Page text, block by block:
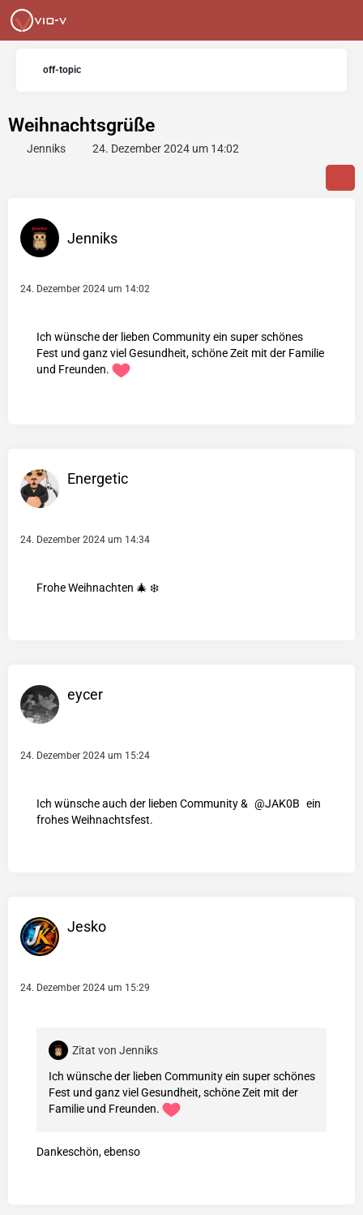
off-topic
Weihnachtsgrüße
Jenniks 24. Dezember 2024 um 14:02
Jenniks
24. Dezember 2024 um 14:02
Ich wünsche der lieben Community ein super schönes
Fest und ganz viel Gesundheit, schöne Zeit mit der Familie
und Freunden.
Energetic
24. Dezember 2024 um 14:34
Frohe Weihnachten 🎄 ❄️
eycer
24. Dezember 2024 um 15:24
Ich wünsche auch der lieben Community & JAK0B ein
frohes Weihnachtsfest.
Jesko
24. Dezember 2024 um 15:29
Zitat von Jenniks
Ich wünsche der lieben Community ein super schönes
Fest und ganz viel Gesundheit, schöne Zeit mit der
Familie und Freunden.
Dankeschön, ebenso